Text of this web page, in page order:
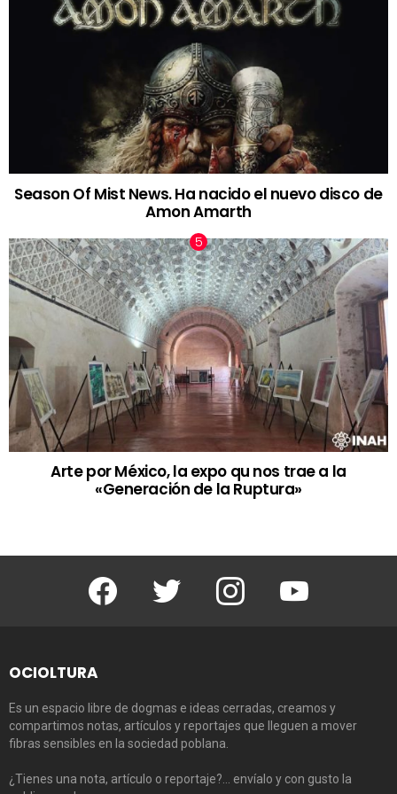
Season Of Mist News. Ha nacido el nuevo disco de
Amon Amarth
Arte por México, la expo qu nos trae a la
«Generación de la Ruptura»
Facebook Twitter Instagram Youtube
OCIOLTURA
Es un espacio libre de dogmas e ideas cerradas, creamos y
compartimos notas, artículos y reportajes que lleguen a mover
fibras sensibles en la sociedad poblana.
¿Tienes una nota, artículo o reportaje?… envíalo y con gusto la